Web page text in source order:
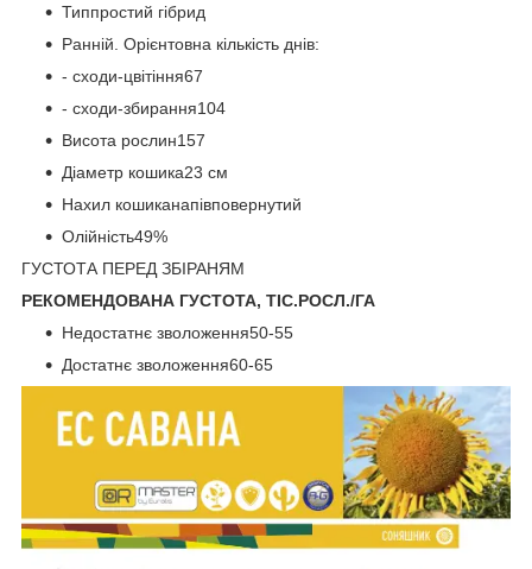
Типпростий гібрид
Ранній. Орієнтовна кількість днів:
- сходи-цвітіння67
- сходи-збирання104
Висота рослин157
Діаметр кошика23 см
Нахил кошиканапівповернутий
Олійність49%
ГУСТОТА ПЕРЕД ЗБІРАНЯМ
РЕКОМЕНДОВАНА ГУСТОТА, ТІС.РОСЛ./ГА
Недостатнє зволоження50-55
Достатнє зволоження60-65